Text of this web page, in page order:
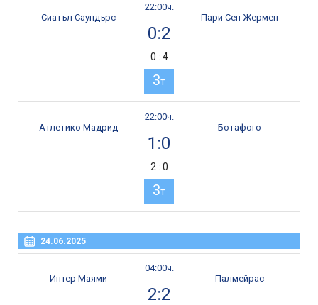
22:00ч.
Сиатъл Саундърс
0:2
Пари Сен Жермен
0 : 4
3т
22:00ч.
Атлетико Мадрид
1:0
Ботафого
2 : 0
3т
24.06.2025
04:00ч.
Интер Маями
2:2
Палмейрас